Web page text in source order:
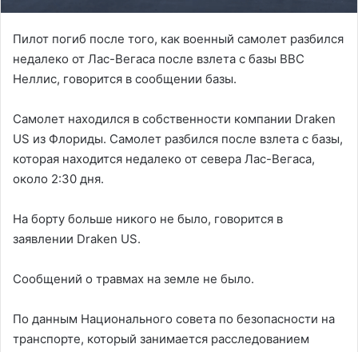
Пилот погиб после того, как военный самолет разбился
недалеко от Лас-Вегаса после взлета с базы ВВС
Неллис, говорится в сообщении базы.
Самолет находился в собственности компании Draken
US из Флориды. Самолет разбился после взлета с базы,
которая находится недалеко от севера Лас-Вегаса,
около 2:30 дня.
На борту больше никого не было, говорится в
заявлении Draken US.
Сообщений о травмах на земле не было.
По данным Национального совета по безопасности на
транспорте, который занимается расследованием